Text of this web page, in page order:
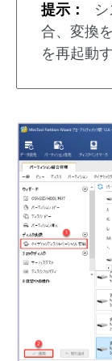
提示：
合、変換
を再起動